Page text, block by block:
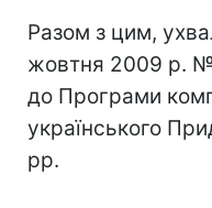
Разом з цим,
жовтня 2009 р.
до Програми
українського
рр.